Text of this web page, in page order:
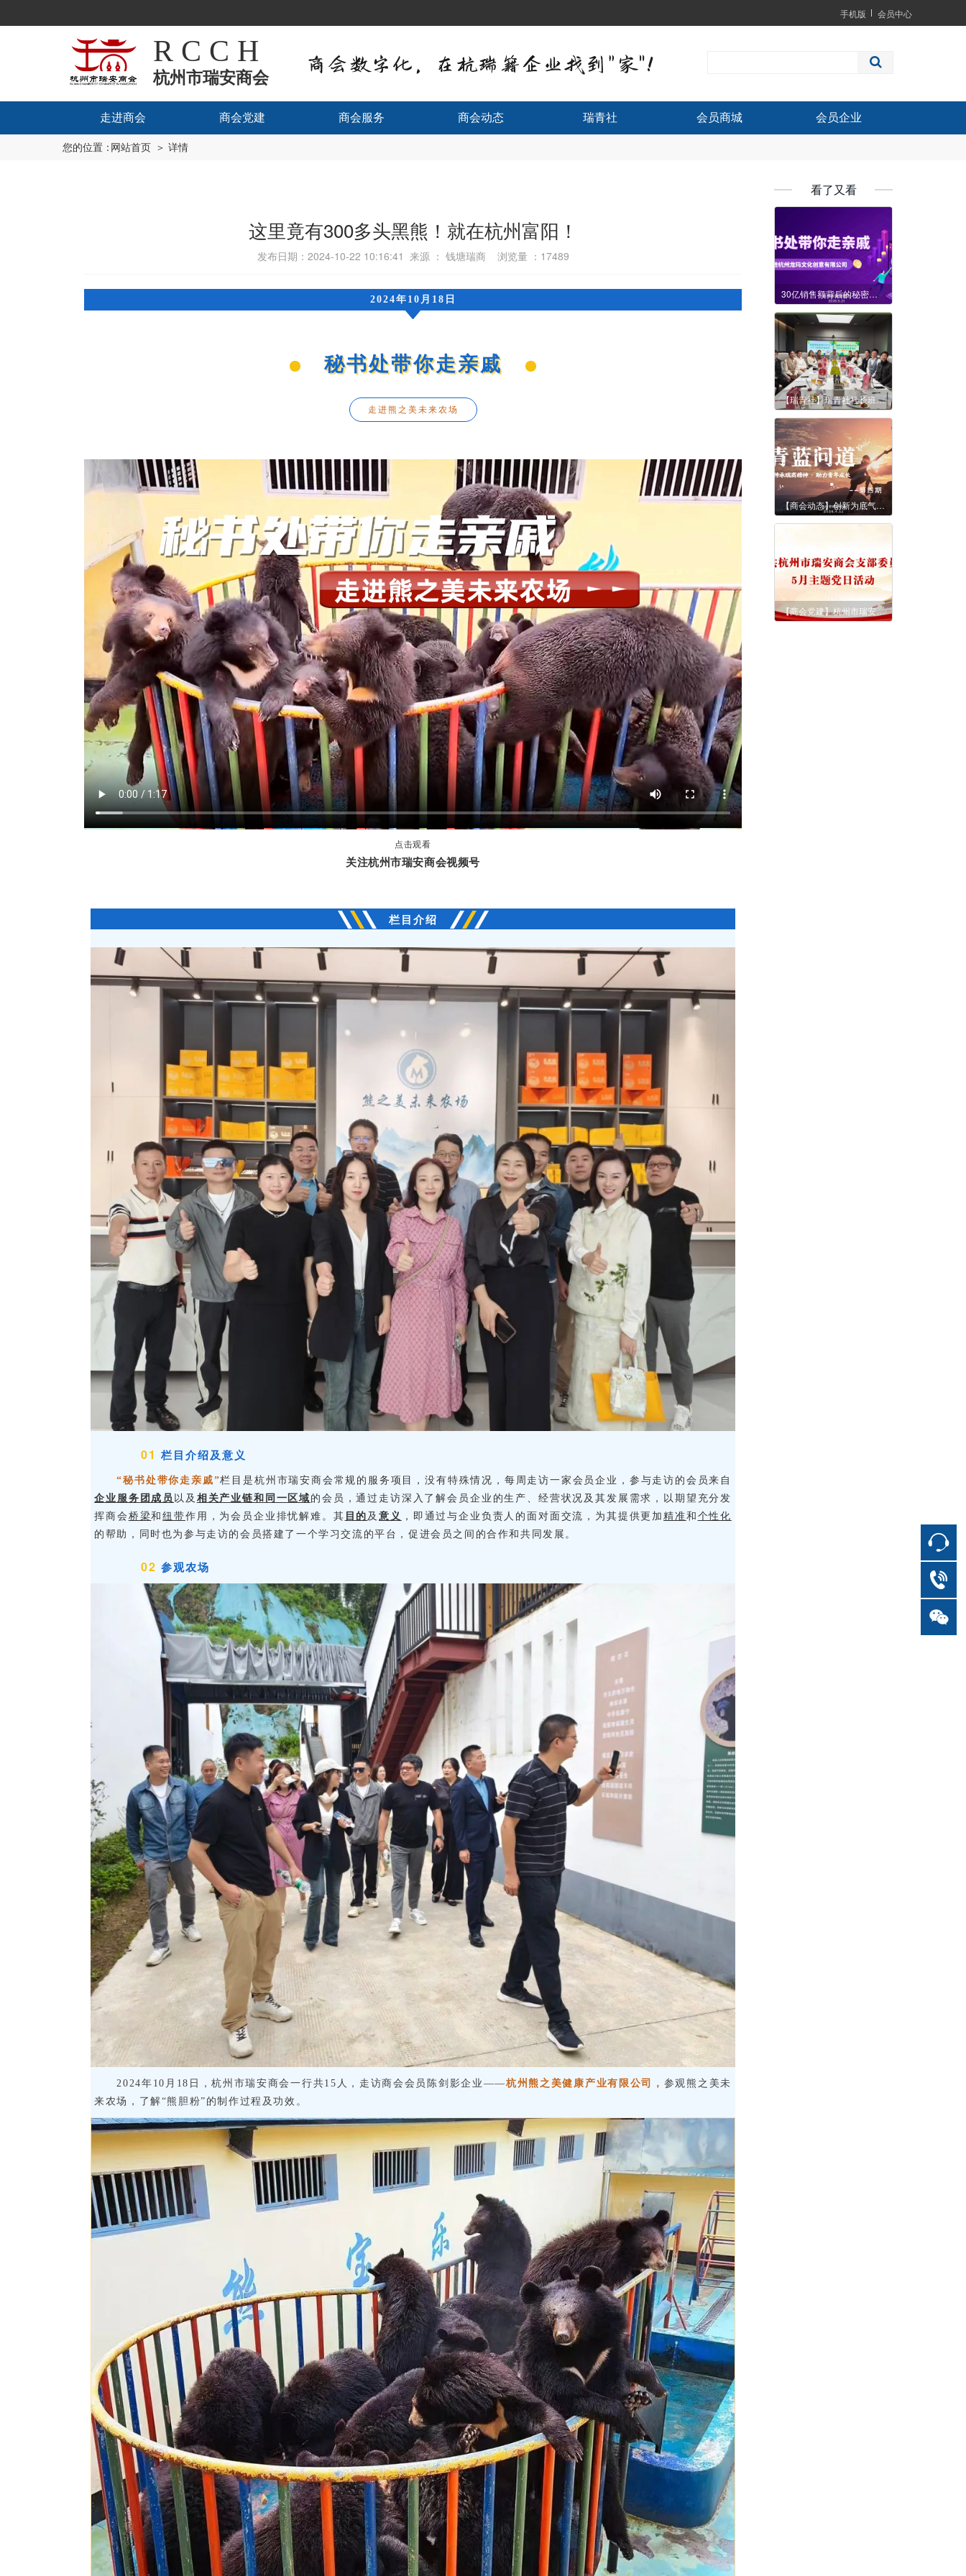
手机版 会员中心
杭州市瑞安商会
R C C H
走进商会 商会党建 商会服务 商会动态 瑞青社 会员商城 会员企业
您的位置：网站首页 ＞ 详情
这里竟有300多头黑熊！就在杭州富阳！
发布日期：2024-10-22 10:16:41 来源 ： 钱塘瑞商 浏览量 ： 17489
2024年10月18日
秘书处带你走亲戚
走进熊之美未来农场
点击观看
关注杭州市瑞安商会视频号
栏目介绍
01 栏目介绍及意义
“秘书处带你走亲戚”栏目是杭州市瑞安商会常规的服务项目，没有特殊情况，每周走访一家会员企业，参与走访的会员来自
企业服务团成员 以及 相关产业链和同一区域 的会员，通过走访深入了解会员企业的生产、经营状况及其发展需求，以期望充分发
挥商会 桥梁和纽带作用，为会员企业排忧解难。 其 目的 及意义 ，即 通过与企业负责人的面对面交流，为其提供更加精准和 个性化
的帮助，同时也为参与走访的会员搭建了一个学习交流的平台，促进会员之间的合作和共同发展。
02 参观农场
2024年10月18日，杭州市瑞安商会一行共15人，走访商会会员陈剑影企业——杭州熊之美健康产业有限公司， 参观熊之美未
来农场，了解“熊胆粉”的制作过程及功效。
看了又看
30亿销售额背后的秘密：商会“走亲戚”走进龙玛文化，揭秘潮牌电商操盘手
【瑞青社】瑞青社社长班子（扩大）2026新春思想派对顺利召开
【商会动态】创新为底气 深耕求突破 研无止境 向新而行--《青蓝问道》第四期
【商会党建】杭州市瑞安商会党支部2026年5月主题党日活动